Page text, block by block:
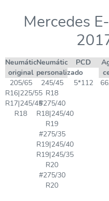
Mercedes
Neumático
original
Neumático
personalizado
PCD
205/65
R16|225/55
R17|245/45
R18
245/45
R18
#275/40
R18|245/40
R19
#275/35
R19|245/40
R19|245/35
R20
#275/30
R20
5*112